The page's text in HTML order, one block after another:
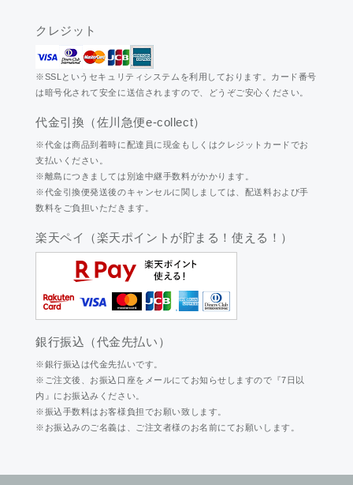
クレジット
※SSLというセキュリティシステムを利用しております。カード番号
は暗号化されて安全に送信されますので、どうぞご安心ください。
代金引換（佐川急便e-collect）
※代金は商品到着時に配達員に現金もしくはクレジットカードでお
支払いください。
※離島につきましては別途中継手数料がかかります。
※代金引換便発送後のキャンセルに関しましては、配送料および手
数料をご負担いただきます。
楽天ペイ（楽天ポイントが貯まる！使える！）
銀行振込（代金先払い）
※銀行振込は代金先払いです。
※ご注文後、お振込口座をメールにてお知らせしますので『7日以
内』にお振込みください。
※振込手数料はお客様負担でお願い致します。
※お振込みのご名義は、ご注文者様のお名前にてお願いします。